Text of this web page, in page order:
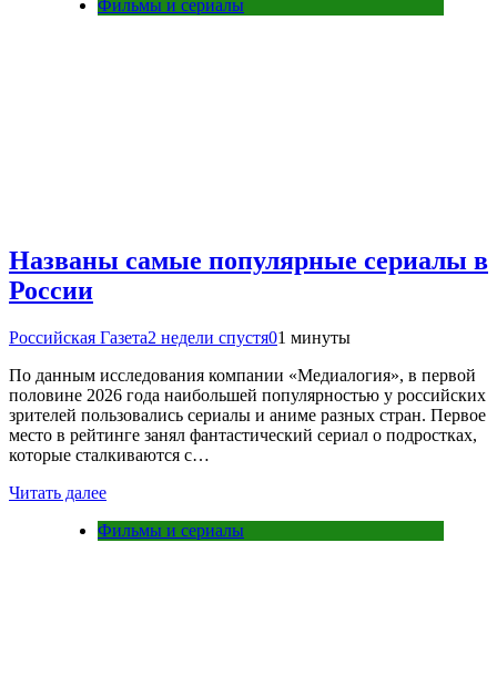
Фильмы и сериалы
Названы самые популярные сериалы в
России
Российская Газета2 недели спустя01 минуты
По данным исследования компании «Медиалогия», в первой
половине 2026 года наибольшей популярностью у российских
зрителей пользовались сериалы и аниме разных стран. Первое
место в рейтинге занял фантастический сериал о подростках,
которые сталкиваются с…
Читать далее
Фильмы и сериалы